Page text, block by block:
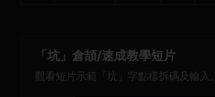
「坑」倉頡/速成教學短片
觀看短片示範「坑」字點樣拆碼及輸入。